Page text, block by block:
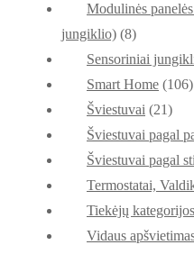
Modulinės
jungiklio) (8)
Sensoriniai
Smart Home (106)
Šviestuvai (21)
Šviestuvai pagal
Šviestuvai pagal
Termostatai,
Tiekėjų kategorijos
Vidaus